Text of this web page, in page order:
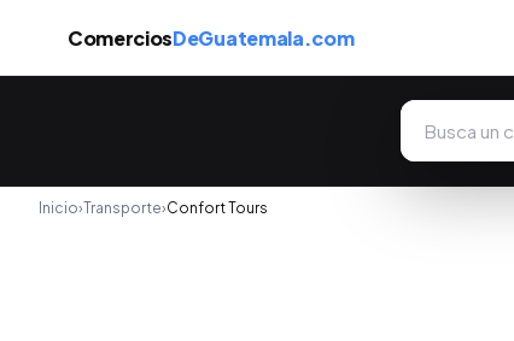
ComerciosDeGuatemala.com
Inicio›Transporte›Confort Tours